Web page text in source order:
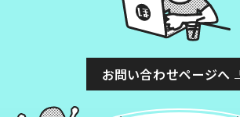
お問い合わせページへ